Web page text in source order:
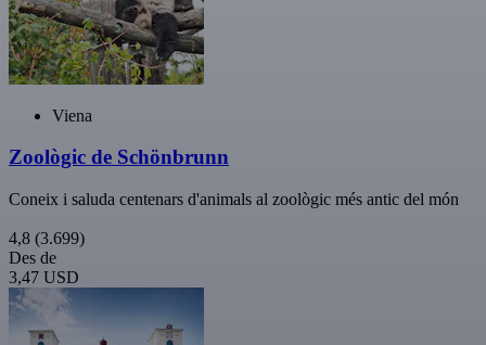
Viena
Zoològic de Schönbrunn
Coneix i saluda centenars d'animals al zoològic més antic del món
4,8 (3.699)
Des de
3,47 USD